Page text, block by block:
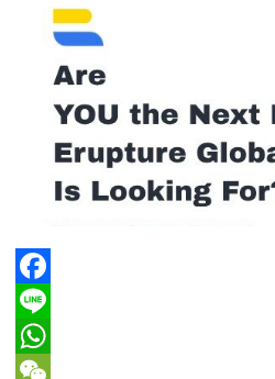
Facebook
Line
WhatsApp